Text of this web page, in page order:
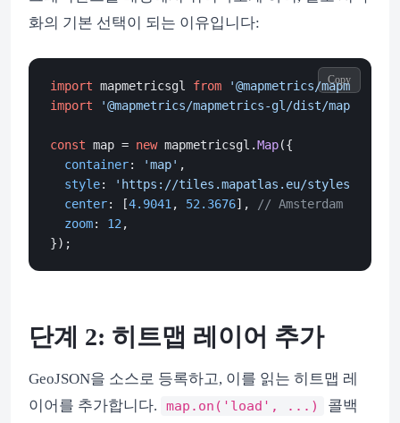
화의 기본 선택이 되는 이유입니다:
Copy
import mapmetricsgl from
'@mapmetrics/
import
'@mapmetrics/mapmetrics-gl/dist/
const map = new mapmetricsgl.Map({
container: 'map' ,
style:
'https://tiles.mapatlas.eu/styles/dark/
center: [4.9041 , 52.3676],
// Amsterdam
zoom: 12 ,
단계 2: 히트맵 레이어 추가
GeoJSON을 소스로 등록하고, 이를 읽는 히트맵 레
이어를 추가합니다.
map.on('load', ...)
콜백